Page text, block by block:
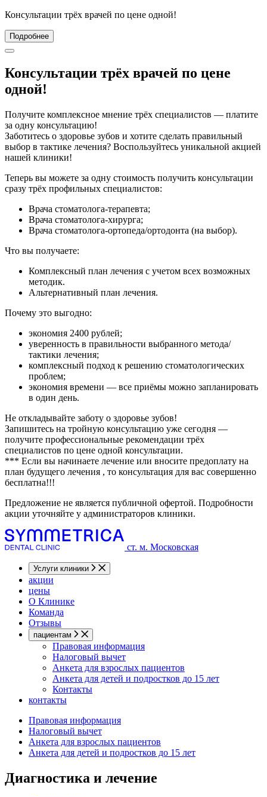
Консультации трёх врачей по цене одной!
Подробнее
Консультации трёх врачей по цене
одной!
Получите комплексное мнение трёх специалистов — платите
за одну консультацию!
Заботитесь о здоровье зубов и хотите сделать правильный
выбор в тактике лечения? Воспользуйтесь уникальной акцией
нашей клиники!
Теперь вы можете за одну стоимость получить консультации
сразу трёх профильных специалистов:
Врача стоматолога‑терапевта;
Врача стоматолога-хирурга;
Врача стоматолога-ортопеда/ортодонта (на выбор).
Что вы получаете:
Комплексный план лечения с учетом всех возможных
методик.
Альтернативный план лечения.
Почему это выгодно:
экономия 2400 рублей;
уверенность в правильности выбранного метода/
тактики лечения;
комплексный подход к решению стоматологических
проблем;
экономия времени — все приёмы можно запланировать
в один день.
Не откладывайте заботу о здоровье зубов!
Запишитесь на тройную консультацию уже сегодня —
получите профессиональные рекомендации трёх
специалистов по цене одной консультации.
*** Если вы начинаете лечение или вносите предоплату на
план будущего лечения , то консультация для вас совершенно
бесплатна!!!
Предложение не является публичной офертой. Подробности
акции уточняйте у администраторов клиники.
ст. м. Московская
Услуги клиники
акции
цены
О Клинике
Команда
Отзывы
пациентам
Правовая информация
Налоговый вычет
Анкета для взрослых пациентов
Анкета для детей и подростков до 15 лет
Контакты
контакты
Правовая информация
Налоговый вычет
Анкета для взрослых пациентов
Анкета для детей и подростков до 15 лет
Диагностика и лечение